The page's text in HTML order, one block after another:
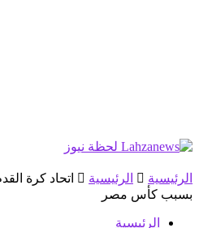
الرئيسية الرئيسية
بسبب كأس مصر
الرئيسية